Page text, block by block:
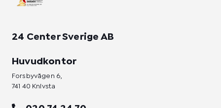
24 Center Sverige AB
Huvudkontor
Forsbyvägen 6,
741 40 Knivsta